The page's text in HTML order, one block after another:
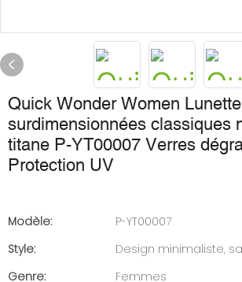
Quick Wonder Women
surdimensionnées classiques
titane P-YT00007 Verres
Protection UV
Modèle:
P-YT00007
Style:
Design minimaliste,
Genre:
Femmes